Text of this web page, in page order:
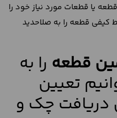
یا قطعات مورد نیاز خود را
قطعه را به صلاحدید
قطعه را به
تعیین
دریافت چک و